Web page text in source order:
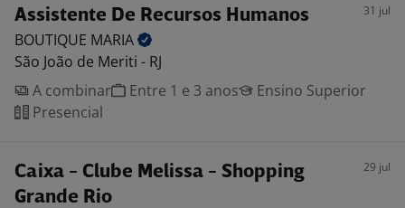
Assistente De Recursos Humanos 31 jul
BOUTIQUE MARIA
São João de Meriti - RJ
A combinar
Entre 1 e 3 anos
Ensino Superior
Presencial
Caixa - Clube Melissa - Shopping
Grande Rio
29 jul